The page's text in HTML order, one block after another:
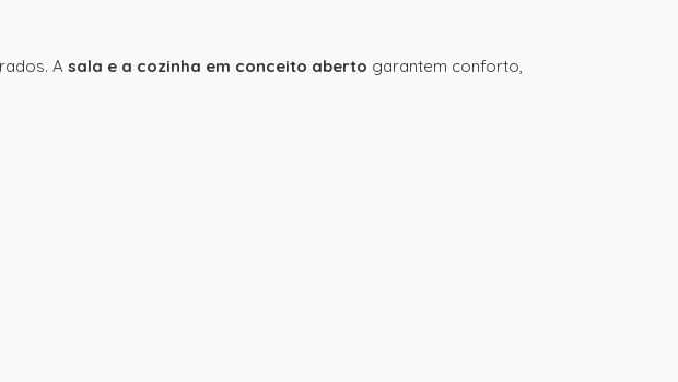
A sala e a cozinha em conceito aberto garantem conforto,